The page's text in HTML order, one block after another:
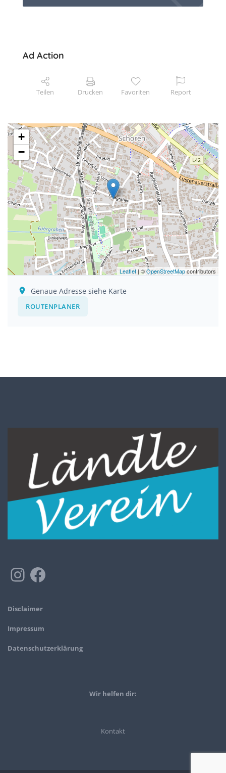
Ad Action
Teilen Drucken Favoriten Report
+
−
Leaflet | ©OpenStreetMapcontributors
Genaue Adresse siehe Karte
ROUTENPLANER
Disclaimer
Impressum
Datenschutzerklärung
Wir helfen dir:
Kontakt